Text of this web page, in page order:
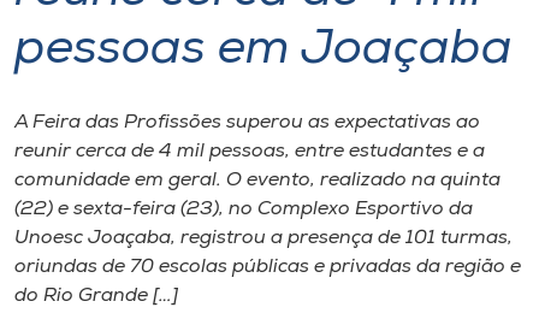
Atendimento ao Estudante
Portal de Ensino
A
Unoesc
Internacionalização
pessoas em Joaçaba
A Feira das Profissões superou as expectativas ao
reunir cerca de 4 mil pessoas, entre estudantes e a
comunidade em geral. O evento, realizado na quinta
(22) e sexta-feira (23), no Complexo Esportivo da
Unoesc Joaçaba, registrou a presença de 101 turmas,
oriundas de 70 escolas públicas e privadas da região e
do Rio Grande […]